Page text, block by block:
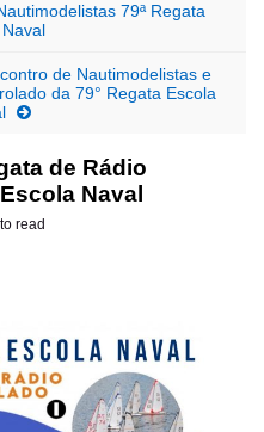
79ª Regata
de Nautimodelistas e
da 79° Regata Escola
de Rádio
Naval
read